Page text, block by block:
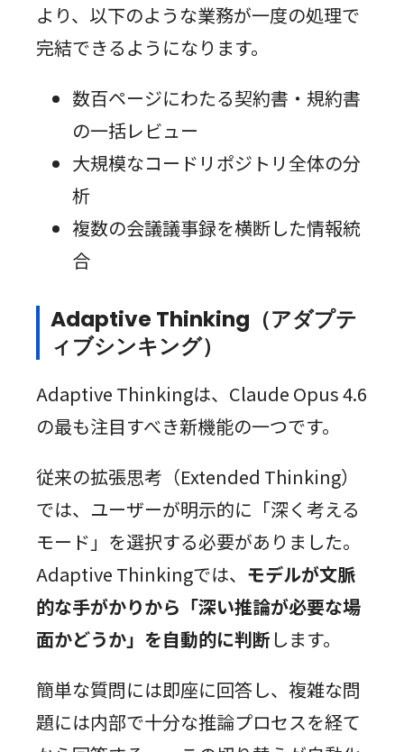
より、以下のような業務が一度の処理で
完結できるようになります。
数百ページにわたる契約書・規約書
の一括レビュー
大規模なコードリポジトリ全体の分
析
複数の会議議事録を横断した情報統
合
Adaptive Thinking（アダプテ
ィブシンキング）
Adaptive Thinkingは、Claude Opus 4.6
の最も注目すべき新機能の一つです。
従来の拡張思考（Extended Thinking）
では、ユーザーが明示的に「深く考える
モード」を選択する必要がありました。
Adaptive Thinkingでは、 モデルが文脈
的な手がかりから「深い推論が必要な場
面かどうか」を自動的に判断 します。
簡単な質問には即座に回答し、複雑な問
題には内部で十分な推論プロセスを経て